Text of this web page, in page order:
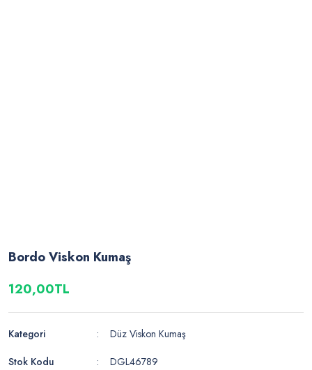
Bordo Viskon Kumaş
120,00TL
Kategori
Düz Viskon Kumaş
Stok Kodu
DGL46789